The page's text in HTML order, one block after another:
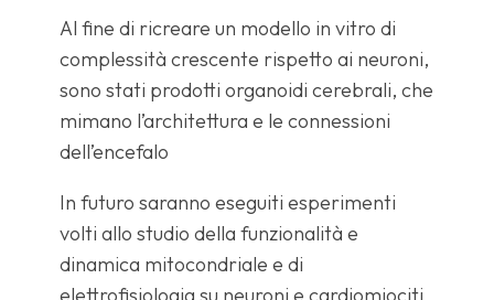
Al fine di ricreare un modello in vitro di
complessità crescente rispetto ai neuroni,
sono stati prodotti organoidi cerebrali, che
mimano l’architettura e le connessioni
dell’encefalo
In futuro saranno eseguiti esperimenti
volti allo studio della funzionalità e
dinamica mitocondriale e di